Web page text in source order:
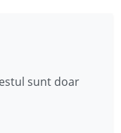
sunt doar